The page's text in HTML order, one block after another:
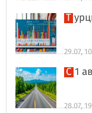
29.07,
С 1
28.07,